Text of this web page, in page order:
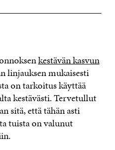
kestävän kasvun
linjauksen mukaisesti
on tarkoitus käyttää
kestävästi. Tervetullut
sitä, että tähän asti
tuista on valunut